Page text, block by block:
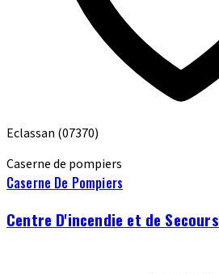
Eclassan (07370)
Caserne de pompiers
Caserne De Pompiers
Centre D'incendie et de Secours